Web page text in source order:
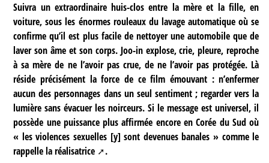
Suivra un extraordinaire huis-clos entre la mère et la fille, en
voiture, sous les énormes rouleaux du lavage automatique où se
confirme qu’il est plus facile de nettoyer une automobile que de
laver son âme et son corps. Joo-in explose, crie, pleure, reproche
à sa mère de ne l’avoir pas crue, de ne l’avoir pas protégée. Là
réside précisément la force de ce film émouvant : n’enfermer
aucun des personnages dans un seul sentiment ; regarder vers la
lumière sans évacuer les noirceurs. Si le message est universel, il
possède une puissance plus affirmée encore en Corée du Sud où
« les violences sexuelles [y] sont devenues banales » comme le
rappelle laréalisatrice
.